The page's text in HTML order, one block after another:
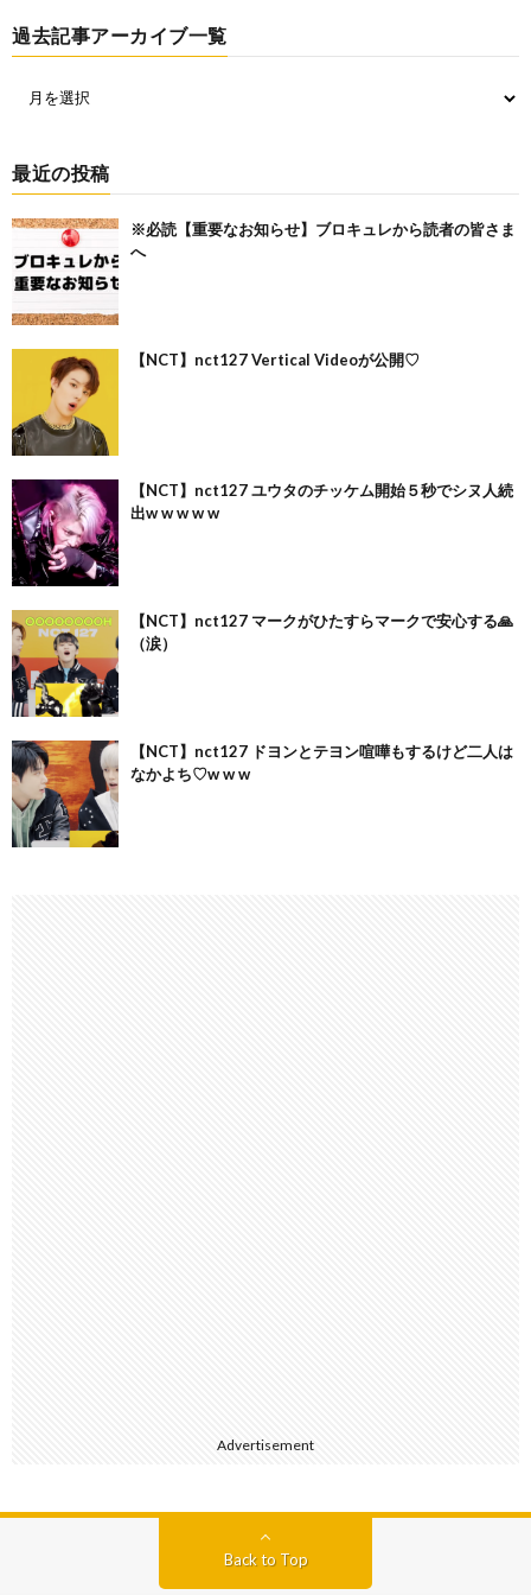
過去記事アーカイブ一覧
最近の投稿
※必読【重要なお知らせ】ブロキュレから読者の皆さま
へ
【NCT】nct127 Vertical Videoが公開♡
【NCT】nct127 ユウタのチッケム開始５秒でシヌ人続
出w w w w w
【NCT】nct127 マークがひたすらマークで安心する🙏
（涙）
【NCT】nct127 ドヨンとテヨン喧嘩もするけど二人は
なかよち♡w w w
Advertisement
Back to Top